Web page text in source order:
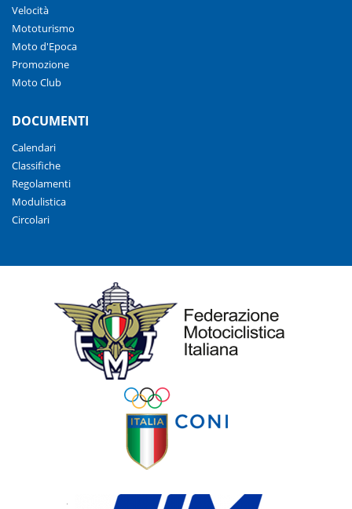
Velocità
Mototurismo
Moto d'Epoca
Promozione
Moto Club
DOCUMENTI
Calendari
Classifiche
Regolamenti
Modulistica
Circolari